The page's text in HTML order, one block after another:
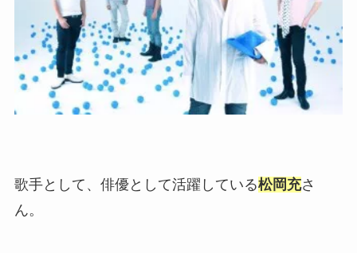
歌手として、俳優として活躍している松岡充さ
ん。